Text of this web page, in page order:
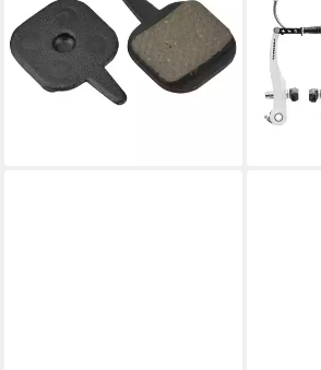
Scheibenbremsbelag
Bremsbeläge, für Tektro 10
PD-094 Scheibenbremse
8,90 € UVP12,99 €
weiß
ab
lieferbar